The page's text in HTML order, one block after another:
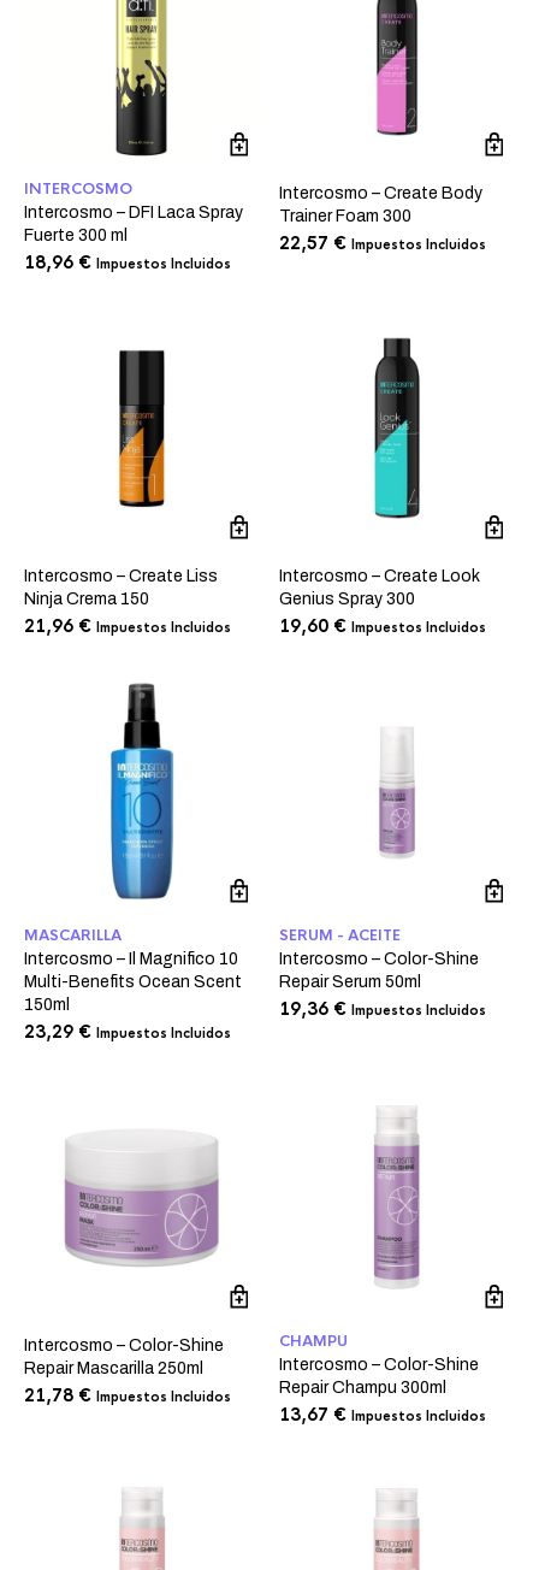
INTERCOSMO
Intercosmo – DFI Laca Spray
Fuerte 300 ml
18,96 € Impuestos Incluidos
Intercosmo – Create Body
Trainer Foam 300
22,57 € Impuestos Incluidos
Intercosmo – Create Liss
Ninja Crema 150
21,96 € Impuestos Incluidos
Intercosmo – Create Look
Genius Spray 300
19,60 € Impuestos Incluidos
MASCARILLA
Intercosmo – Il Magnifico 10
Multi-Benefits Ocean Scent
150ml
23,29 € Impuestos Incluidos
SERUM - ACEITE
Intercosmo – Color-Shine
Repair Serum 50ml
19,36 € Impuestos Incluidos
Intercosmo – Color-Shine
Repair Mascarilla 250ml
21,78 € Impuestos Incluidos
CHAMPU
Intercosmo – Color-Shine
Repair Champu 300ml
13,67 € Impuestos Incluidos